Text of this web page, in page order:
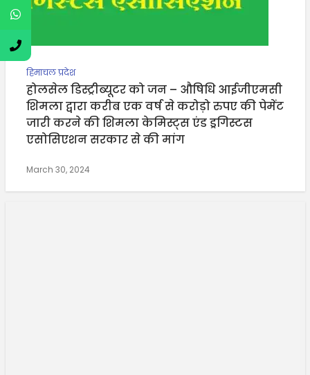
हिमाचल प्रदेश
होलसेल डिस्ट्रीब्यूटर को जन – औषिधि आईजीएमसी
शिमला द्वारा करीब एक वर्ष से करोड़ो रुपए की पेमेंट
जारी करने की शिमला केमिस्ट्स एंड ड्रगिस्टस
एसोसिएशन सरकार से की मांग
March 30, 2024